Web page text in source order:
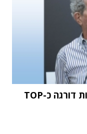
מחקר STKI השנתי: וואן טכנולוגיות דורגה כ-TOP